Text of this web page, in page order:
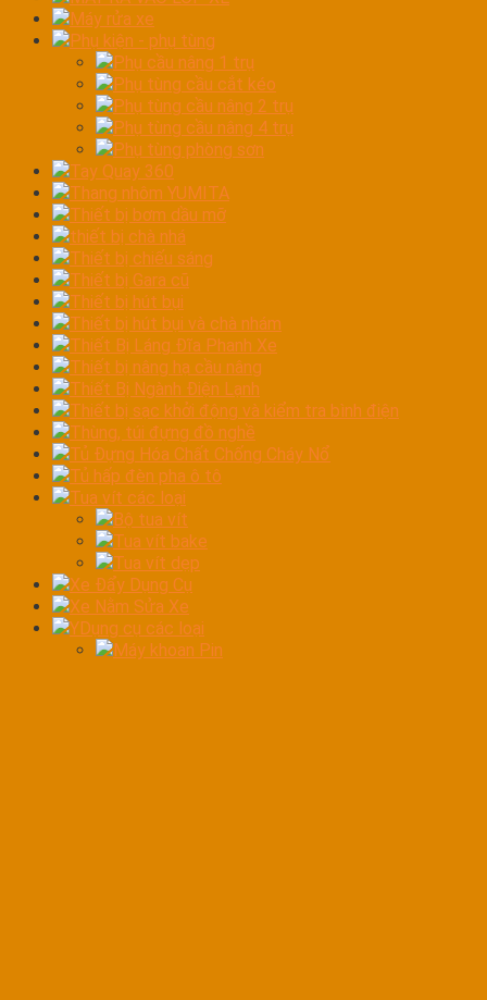
Máy rửa xe
Phụ kiện - phụ tùng
Phụ cầu nâng 1 trụ
Phụ tùng cầu cắt kéo
Phụ tùng cầu nâng 2 trụ
Phụ tùng cầu nâng 4 trụ
Phụ tùng phòng sơn
Tay Quay 360
Thang nhôm YUMITA
Thiết bị bơm dầu mỡ
thiết bị chà nhá
Thiết bị chiếu sáng
Thiết bị Gara cũ
Thiết bị hút bụi
Thiết bị hút bụi và chà nhám
Thiết Bị Láng Đĩa Phanh Xe
Thiết bị nâng hạ cầu nâng
Thiết Bị Ngành Điện Lạnh
Thiết bị sạc khởi động và kiểm tra bình điện
Thùng, túi đựng đồ nghề
Tủ Đựng Hóa Chất Chống Cháy Nổ
Tủ hấp đèn pha ô tô
Tua vít các loại
Bộ tua vít
Tua vít bake
Tua vít dẹp
Xe Đẩy Dụng Cụ
Xe Nằm Sửa Xe
YDụng cụ các loại
Máy khoan Pin